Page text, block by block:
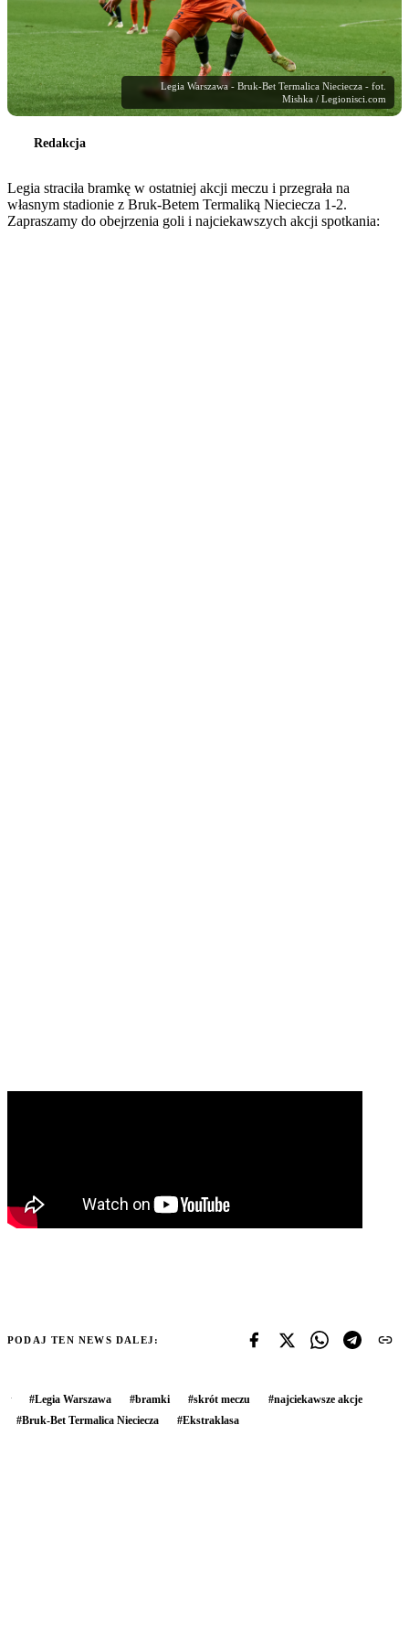
Legia Warszawa - Bruk-Bet Termalica Nieciecza - fot.
Mishka / Legionisci.com
Redakcja
Legia straciła bramkę w ostatniej akcji meczu i przegrała na
własnym stadionie z Bruk-Betem Termaliką Nieciecza 1-2.
Zapraszamy do obejrzenia goli i najciekawszych akcji spotkania:
PODAJ TEN NEWS DALEJ:
#Legia Warszawa #bramki #skrót meczu #najciekawsze akcje
#Bruk-Bet Termalica Nieciecza #Ekstraklasa